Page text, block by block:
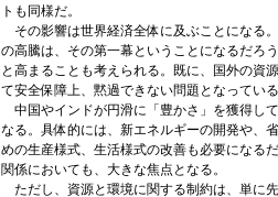
トも同様だ。
その影響は世界経済全体に及ぶことになる
の高騰は、その第一幕ということになるだろ
と高まることも考えられる。既に、国外の資
て安全保障上、黙過できない問題となってい
中国やインドが円滑に「豊かさ」を獲得し
なる。具体的には、新エネルギーの開発や、
めの生産様式、生活様式の改善も必要になる
関係においても、大きな焦点となる。
ただし、資源と環境に関する制約は、単に